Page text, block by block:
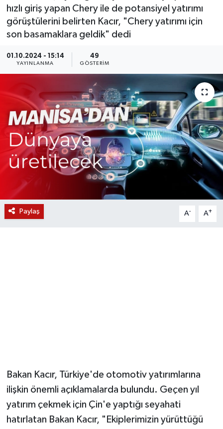
hızlı giriş yapan Chery ile de potansiyel yatırımı
görüştülerini belirten Kacır, "Chery yatırımı için
son basamaklara geldik" dedi
01.10.2024 - 15:14
YAYINLANMA
49
GÖSTERIM
Paylaş A- A+
Bakan Kacır, Türkiye'de otomotiv yatırımlarına
ilişkin önemli açıklamalarda bulundu. Geçen yıl
yatırım çekmek için Çin'e yaptığı seyahati
hatırlatan Bakan Kacır, "Ekiplerimizin yürüttüğü
KÜLTÜR SANAT
SARIGÖL
KIRKAĞAÇ
DEMİRCİ
GÖLMARMARA
GÖRDES
SOMA
KÖPRÜBAŞI
SARIGÖL
SARUHANLI
ŞEHZADELER
SELENDİ
TURGUTLU
EKONOMİ
KÜLTÜR SANAT
SPOR
YAŞAM
LIFE
BİLİM VE TEKNOLOJİ
MANİSA'NIN YÖRESEL LEZZETLERİ